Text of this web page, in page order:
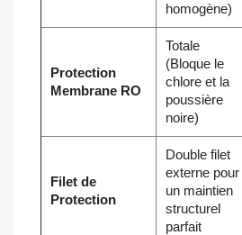
homogène)
Protection
Membrane RO
Totale
(Bloque le
chlore et la
poussière
noire)
Filet de
Protection
Double filet
externe pour
un maintien
structurel
parfait